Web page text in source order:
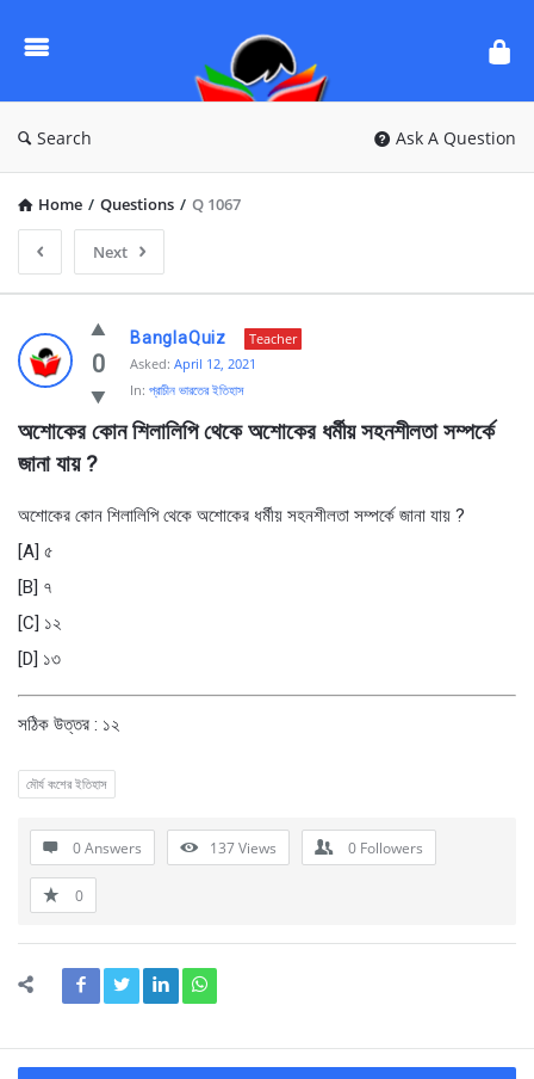
Questions
Search Ask A Question
Home / Questions / Q 1067
Next
Ask
Questions
BanglaQuiz
Latest
Questions
0
BanglaQuiz
Teacher
Asked: April 12, 2021
In: প্রাচীন ভারতের ইতিহাস
অশোকের কোন শিলালিপি থেকে অশোকের ধর্মীয় সহনশীলতা সম্পর্কে
জানা যায় ?
অশোকের কোন শিলালিপি থেকে অশোকের ধর্মীয় সহনশীলতা সম্পর্কে জানা যায় ?
[A] ৫
[B] ৭
[C] ১২
[D] ১৩
সঠিক উত্তর : ১২
মৌর্য বংশের ইতিহাস
0 Answers 137Views 0 Followers
0